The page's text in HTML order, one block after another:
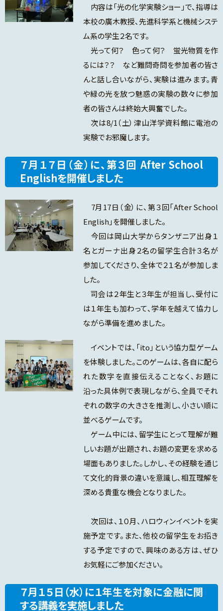
内容は「光の化学実験ショー」で、指導は
本校の廣木教授、先進科学系と機械システ
ム系の学生２名です。
光って何？ 色って何？ 蛍光物質を作
るには？？ など難問奇問を参加者の皆さ
んと話し合いながら、実験は進みます。青
や緑の光を放つ魅惑の実験の数々に参加
者の皆さんは終始大興奮でした。
次は8/1（土）津山洋学資料館に電池の
実験でお邪魔します。
７月１７日（金）に、第３回 After School
Englishを開催しました
7月17日（金）に、第３回「After School
English」を開催しました。
今回は岡山大学からタンザニア出身１
名とガーナ出身２名の留学生合計３名が
参加してくださり、全体で２１名が参加しま
した。
司会は２年生と３年生が担当し、受付に
は１年生も加わって、学年を越えて協力し
ながら準備を進めました。
イベントでは、「ito」という協力型ゲーム
を体験しました。このゲームは、各自に配ら
れた数字を直接伝えることなく、お題に
沿った具体例で表現しながら、全員でそれ
ぞれの数字の大きさを推測し、小さい順に
並べるゲームです。
ゲーム中には、留学生にとって理解が難
しいお題が出題され、お題の変更を求める
場面もありました。しかし、その経験を通じ
て文化的背景の違いを意識し、相互理解を
深める貴重な機会となりました。
次回は、１０月、ハロウィンイベントを実
施予定です。また、他校の留学生をお招き
する予定ですので、興味のある方は、ぜひ
お気軽にご参加ください。
７月１５日（水）に１年生を対象に金融に関
する講義を実施しました